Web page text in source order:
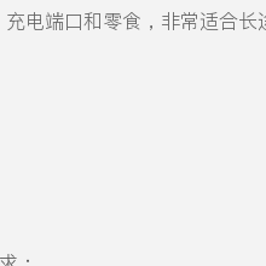
电端口和零食，非常适合长